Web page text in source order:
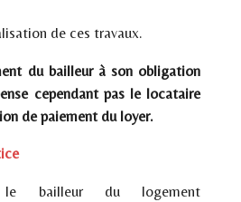
de ces travaux.
du bailleur à son obligation
cependant pas le locataire
de paiement du loyer.
le bailleur du logement